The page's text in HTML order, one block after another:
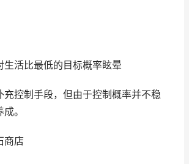
活比最低的目标概率眩晕
控制手段，但由于控制概率并不稳
。
店